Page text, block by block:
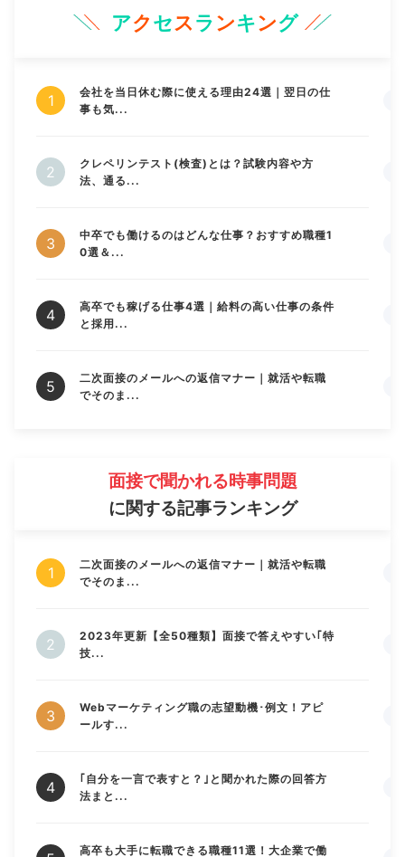
アクセスランキング
会社を当日休む際に使える理由24選｜翌日の仕
事も気...
クレペリンテスト(検査)とは？試験内容や方
法、通る...
中卒でも働けるのはどんな仕事？おすすめ職種1
0選＆...
高卒でも稼げる仕事4選｜給料の高い仕事の条件
と採用...
二次面接のメールへの返信マナー｜就活や転職
でそのま...
面接で聞かれる時事問題
に関する記事ランキング
二次面接のメールへの返信マナー｜就活や転職
でそのま...
2023年更新【全50種類】面接で答えやすい｢特
技...
Webマーケティング職の志望動機･例文！アピ
ールす...
｢自分を一言で表すと？｣と聞かれた際の回答方
法まと...
高卒も大手に転職できる職種11選！大企業で働